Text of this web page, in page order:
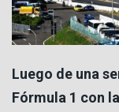
Luego de una
Fórmula 1 con